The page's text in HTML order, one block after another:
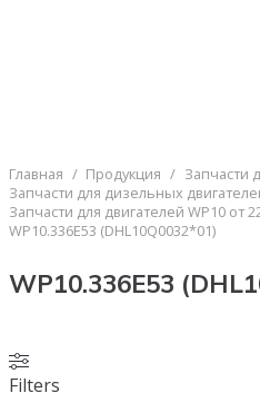
Главная / Продукция / Запчасти
Запчасти для дизельных
Запчасти для двигателей WP10 от
WP10.336E53 (DHL10Q0032*01)
WP10.336E53
Filters